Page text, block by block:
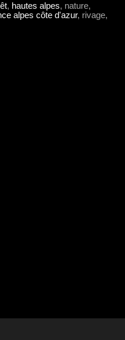
, hautes alpes, nature,
alpes côte d'azur, rivage,